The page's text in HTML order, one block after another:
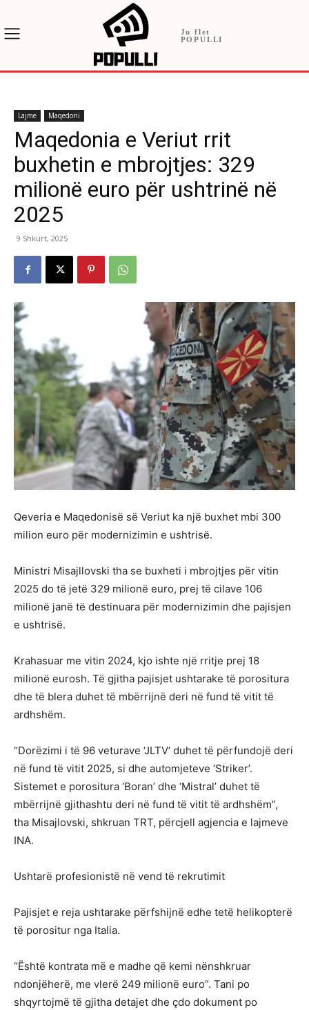
Ju flet
POPULLI
Lajme Maqedoni
Maqedonia e Veriut rrit
buxhetin e mbrojtjes: 329
milionë euro për ushtrinë në
2025
9 Shkurt, 2025
Qeveria e Maqedonisë së Veriut ka një buxhet mbi 300
milion euro për modernizimin e ushtrisë.
Ministri Misajllovski tha se buxheti i mbrojtjes për vitin
2025 do të jetë 329 milionë euro, prej të cilave 106
milionë janë të destinuara për modernizimin dhe pajisjen
e ushtrisë.
Krahasuar me vitin 2024, kjo ishte një rritje prej 18
milionë eurosh. Të gjitha pajisjet ushtarake të porositura
dhe të blera duhet të mbërrijnë deri në fund të vitit të
ardhshëm.
“Dorëzimi i të 96 veturave ‘JLTV’ duhet të përfundojë deri
në fund të vitit 2025, si dhe automjeteve ‘Striker’.
Sistemet e porositura ‘Boran’ dhe ‘Mistral’ duhet të
mbërrijnë gjithashtu deri në fund të vitit të ardhshëm”,
tha Misajlovski, shkruan TRT, përcjell agjencia e lajmeve
INA.
Ushtarë profesionistë në vend të rekrutimit
Pajisjet e reja ushtarake përfshijnë edhe tetë helikopterë
të porositur nga Italia.
“Është kontrata më e madhe që kemi nënshkruar
ndonjëherë, me vlerë 249 milionë euro”. Tani po
shqyrtojmë të gjitha detajet dhe çdo dokument po